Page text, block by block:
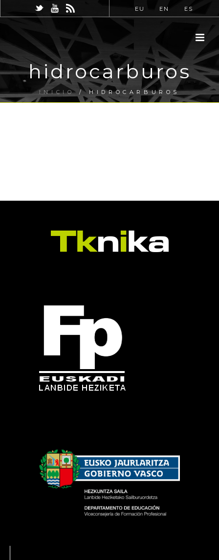
EU EN ES
hidrocarburos
INICIO/ HIDROCARBUROS